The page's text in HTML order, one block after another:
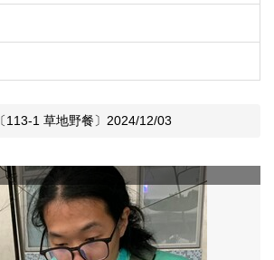
〔113-1 草地野餐〕2024/12/03